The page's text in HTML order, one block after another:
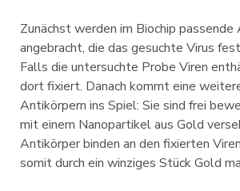
Zunächst werden im Biochip
angebracht, die das gesuchte Virus
Falls die untersuchte Probe Viren
dort fixiert. Danach kommt eine
Antikörpern ins Spiel: Sie sind frei
mit einem Nanopartikel aus Gold
Antikörper binden an den fixierten
somit durch ein winziges Stück Gold